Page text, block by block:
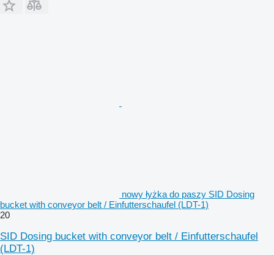
nowy łyżka do paszy SID Dosing
bucket with conveyor belt / Einfutterschaufel (LDT-1)
20
SID Dosing bucket with conveyor belt / Einfutterschaufel
(LDT-1)